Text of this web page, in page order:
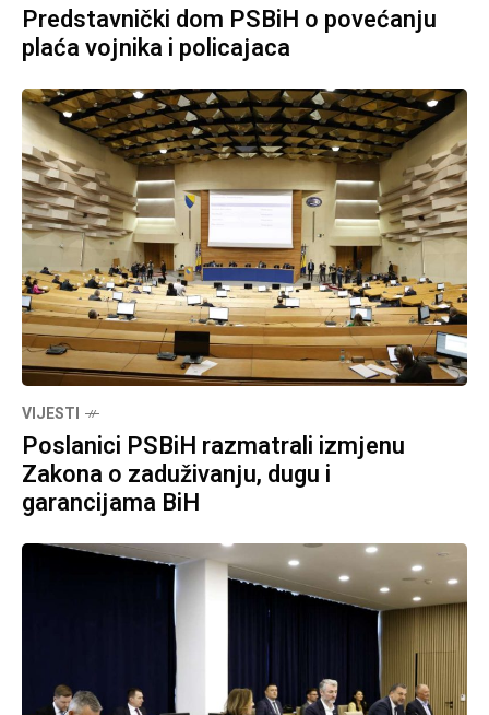
Predstavnički dom PSBiH o povećanju
plaća vojnika i policajaca
VIJESTI
Poslanici PSBiH razmatrali izmjenu
Zakona o zaduživanju, dugu i
garancijama BiH